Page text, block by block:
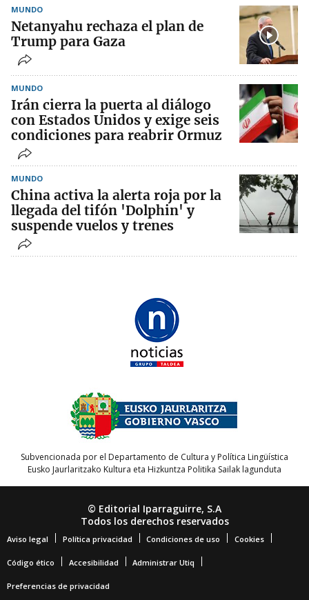
MUNDO
Netanyahu rechaza el plan de
Trump para Gaza
MUNDO
Irán cierra la puerta al diálogo
con Estados Unidos y exige seis
condiciones para reabrir Ormuz
MUNDO
China activa la alerta roja por la
llegada del tifón 'Dolphin' y
suspende vuelos y trenes
Subvencionada por el Departamento de Cultura y Política Lingüística
Eusko Jaurlaritzako Kultura eta Hizkuntza Politika Sailak lagunduta
© Editorial Iparraguirre, S.A
Todos los derechos reservados
Aviso legal Política privacidad Condiciones de uso Cookies
Código ético Accesibilidad Administrar Utiq
Preferencias de privacidad